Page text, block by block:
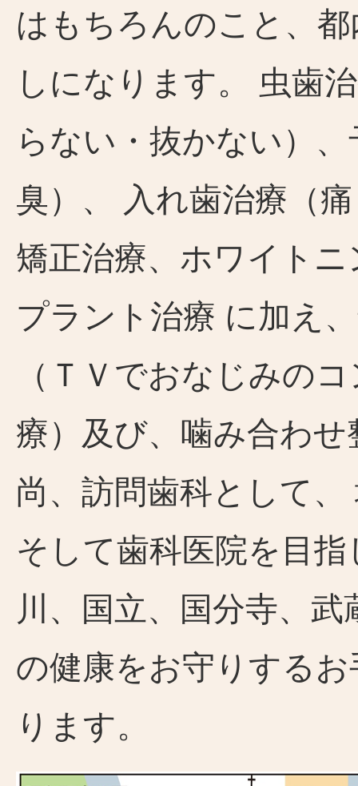
はもちろんのこと、
しになります。 虫歯
らない・抜かない）
臭）、 入れ歯治療（
矯正治療、ホワイト
プラント治療 に加え
（ＴＶでおなじみの
療）及び、噛み合わ
尚、訪問歯科として
そして歯科医院を目
川、国立、国分寺、
の健康をお守りする
ります。